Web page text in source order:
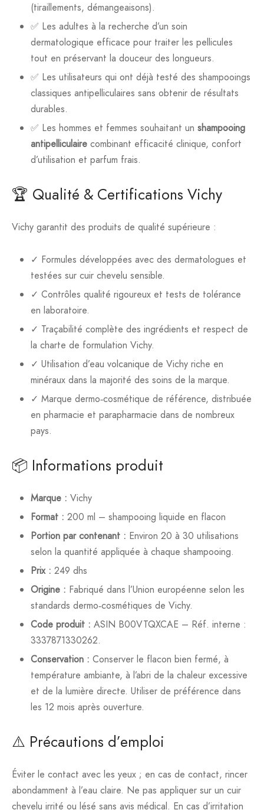
(tiraillements, démangeaisons).
✅ Les adultes à la recherche d’un soin
dermatologique efficace pour traiter les pellicules
tout en préservant la douceur des longueurs.
✅ Les utilisateurs qui ont déjà testé des shampooings
classiques antipelliculaires sans obtenir de résultats
durables.
✅ Les hommes et femmes souhaitant un shampooing
antipelliculairecombinant efficacité clinique, confort
d’utilisation et parfum frais.
🏆 Qualité & Certifications Vichy
Vichy garantit des produits de qualité supérieure :
✓ Formules développées avec des dermatologues et
testées sur cuir chevelu sensible.
✓ Contrôles qualité rigoureux et tests de tolérance
en laboratoire.
✓ Traçabilité complète des ingrédients et respect de
la charte de formulation Vichy.
✓ Utilisation d’eau volcanique de Vichy riche en
minéraux dans la majorité des soins de la marque.
✓ Marque dermo‑cosmétique de référence, distribuée
en pharmacie et parapharmacie dans de nombreux
pays.
📦 Informations produit
Marque : Vichy
Format : 200 ml – shampooing liquide en flacon
Portion par contenant : Environ 20 à 30 utilisations
selon la quantité appliquée à chaque shampooing.
Prix : 249 dhs
Origine : Fabriqué dans l’Union européenne selon les
standards dermo‑cosmétiques de Vichy.
Code produit : ASIN B00VTQXCAE – Réf. interne :
3337871330262.
Conservation : Conserver le flacon bien fermé, à
température ambiante, à l’abri de la chaleur excessive
et de la lumière directe. Utiliser de préférence dans
les 12 mois après ouverture.
⚠️ Précautions d’emploi
Éviter le contact avec les yeux ; en cas de contact, rincer
abondamment à l’eau claire. Ne pas appliquer sur un cuir
chevelu irrité ou lésé sans avis médical. En cas d’irritation